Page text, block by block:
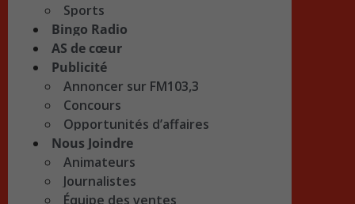
Sports
Bingo Radio
AS de cœur
Publicité
Annoncer sur FM103,3
Concours
Opportunités d’affaires
Nous Joindre
Animateurs
Journalistes
Équipe des ventes